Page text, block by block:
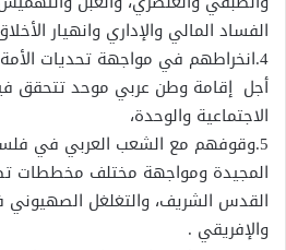
الفساد المالي والإداري وانهيار
4.انخراطهم في مواجهة تحديات
أجل إقامة وطن عربي موحد تتحقق
الاجتماعية والوحدة،
5.وقوفهم مع الشعب العربي في
المجيدة ومواجهة مختلف مخططات
القدس الشريف، والتغلغل الصهيوني
والإفريقي .